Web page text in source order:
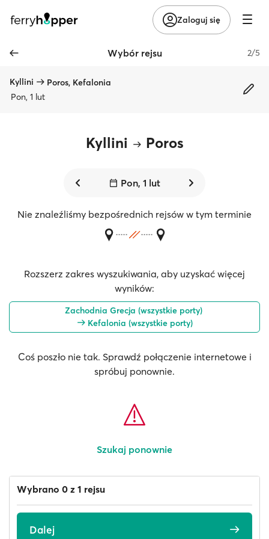
Zaloguj się
Wybór rejsu 2/5
Kyllini
Poros, Kefalonia
Pon, 1 lut
Kyllini Poros
Pon, 1 lut
Nie znaleźliśmy bezpośrednich rejsów w tym terminie
Rozszerz zakres wyszukiwania, aby uzyskać więcej
wyników:
Zachodnia Grecja (wszystkie porty)
Kefalonia (wszystkie porty)
Coś poszło nie tak. Sprawdź połączenie internetowe i
spróbuj ponownie.
Szukaj ponownie
Wybrano 0 z 1 rejsu
Dalej